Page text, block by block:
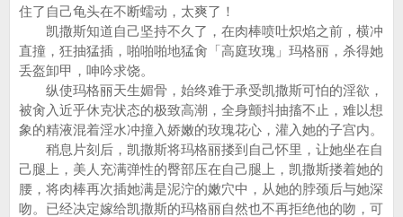
住了自己龟头在不断蠕动，太爽了！
凯撒斯知道自己坚持不久了，在肉棒喷吐炽焰之前，横冲
直撞，狂抽猛插，啪啪啪地猛肏「高庭玫瑰」玛格丽，杀得她
丢盔卸甲，呻吟求饶。
纵使玛格丽天生媚骨，始终难于承受凯撒斯可怕的淫欲，
被肏入近乎休克状态的极致高潮，全身颤抖抽搐不止，难以想
象的精液混着淫水冲撞入娇嫩的玫瑰花心，灌入她的子宫内。
稍息片刻后，凯撒斯将玛格丽搂到自己怀里，让她坐在自
己腿上，美人充满弹性的臀部压在自己腿上，凯撒斯搂着她的
腰，将肉棒再次插她满是泥泞的嫩穴中，从她的脖颈后与她深
吻。已经决定嫁给凯撒斯的玛格丽自然也不再拒绝他的吻，可